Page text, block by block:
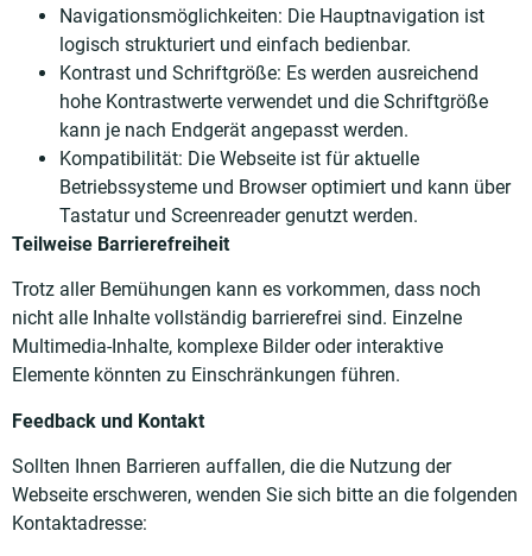
Navigationsmöglichkeiten: Die Hauptnavigation ist
logisch strukturiert und einfach bedienbar.
Kontrast und Schriftgröße: Es werden ausreichend
hohe Kontrastwerte verwendet und die Schriftgröße
kann je nach Endgerät angepasst werden.
Kompatibilität: Die Webseite ist für aktuelle
Betriebssysteme und Browser optimiert und kann über
Tastatur und Screenreader genutzt werden.
Teilweise Barrierefreiheit
Trotz aller Bemühungen kann es vorkommen, dass noch
nicht alle Inhalte vollständig barrierefrei sind. Einzelne
Multimedia-Inhalte, komplexe Bilder oder interaktive
Elemente könnten zu Einschränkungen führen.
Feedback und Kontakt
Sollten Ihnen Barrieren auffallen, die die Nutzung der
Webseite erschweren, wenden Sie sich bitte an die folgenden
Kontaktadresse: